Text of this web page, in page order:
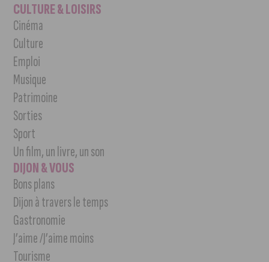
CULTURE & LOISIRS
Cinéma
Culture
Emploi
Musique
Patrimoine
Sorties
Sport
Un film, un livre, un son
DIJON & VOUS
Bons plans
Dijon à travers le temps
Gastronomie
J’aime /J’aime moins
Tourisme